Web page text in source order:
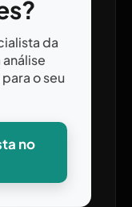
da
o seu
no